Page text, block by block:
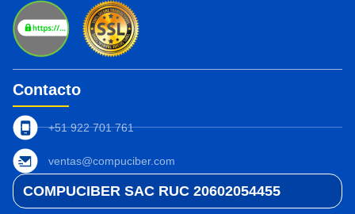
Contacto
+51 922 701 761
ventas@compuciber.com
COMPUCIBER SAC RUC 20602054455